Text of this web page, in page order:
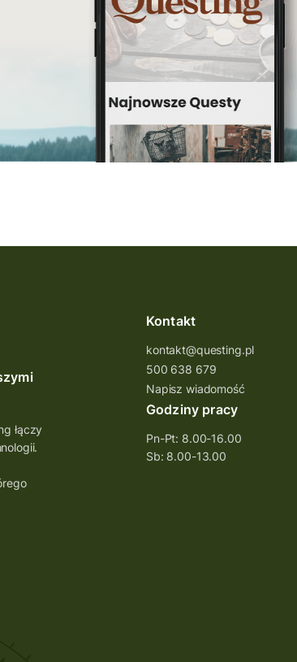
łączy
Kontakt
kontakt@questing.pl
500 638 679
Napisz wiadomość
Godziny pracy
Pn-Pt: 8.00-16.00
Sb: 8.00-13.00